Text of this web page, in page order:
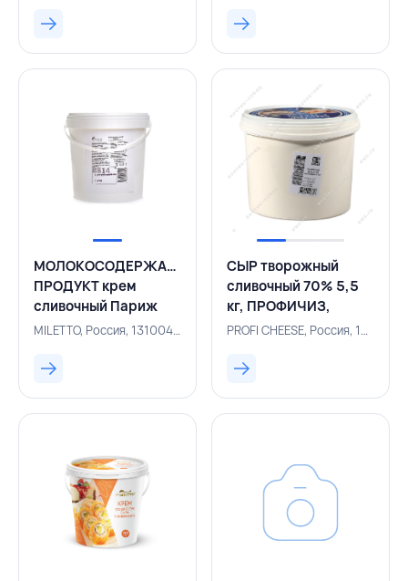
МОЛОКОСОДЕРЖАЩИЙ
ПРОДУКТ крем
сливочный Париж
3,3 кг, BAKERY MIX,
MILETTO, Россия, 131004153
СЫР творожный
сливочный 70% 5,5
кг, ПРОФИЧИЗ,
РОССИЯ
PROFI CHEESE, Россия, 131001184